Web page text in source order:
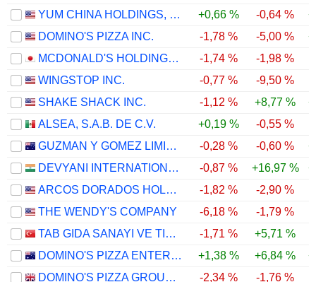
YUM CHINA HOLDINGS, INC.
+0,66 % -0,64 %
DOMINO'S PIZZA INC.
-1,78 % -5,00 %
MCDONALD'S HOLDINGS COMPANY (JAPAN), LTD.
-1,74 % -1,98 %
WINGSTOP INC.
-0,77 % -9,50 %
SHAKE SHACK INC.
-1,12 % +8,77 %
ALSEA, S.A.B. DE C.V.
+0,19 % -0,55 %
GUZMAN Y GOMEZ LIMITED
-0,28 % -0,60 %
DEVYANI INTERNATIONAL LIMITED
-0,87 % +16,97 %
ARCOS DORADOS HOLDINGS INC.
-1,82 % -2,90 %
THE WENDY'S COMPANY
-6,18 % -1,79 %
TAB GIDA SANAYI VE TICARET
-1,71 % +5,71 %
DOMINO'S PIZZA ENTERPRISES LIMITED
+1,38 % +6,84 %
DOMINO'S PIZZA GROUP PLC
-2,34 % -1,76 %